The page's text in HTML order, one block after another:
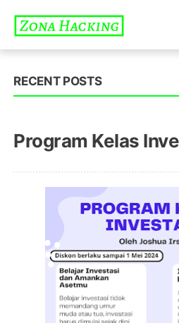
RECENT POSTS
Program Kelas